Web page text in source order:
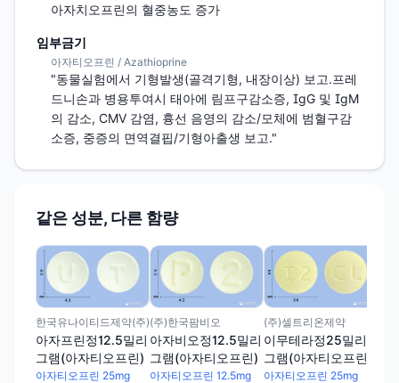
아자치오프린의 혈중농도 증가
임부금기
아자티오프린 / Azathioprine
"동물실험에서 기형발생(골격기형, 내장이상) 보고.프레
드니손과 병용투여시 태아에 림프구감소증, IgG 및 IgM
의 감소, CMV 감염, 흉선 음영의 감소/모체에 범혈구감
소증, 중증의 면역결핍/기형아출생 보고."
같은 성분, 다른 함량
한국유나이티드제약(주)
아자프린정12.5밀리
그램(아자티오프린)
아자티오프린 25mg
(주)한국팜비오
아자비오정12.5밀리
그램(아자티오프린)
아자티오프린 12.5mg
(주)셀트리온제약
이무테라정25밀리
그램(아자티오프린)
아자티오프린 25mg